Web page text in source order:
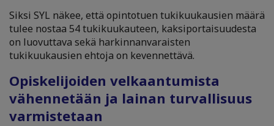
Siksi SYL näkee, että opintotuen tukikuukausien määrä
tulee nostaa 54 tukikuukauteen, kaksiportaisuudesta
on luovuttava sekä harkinnanvaraisten
tukikuukausien ehtoja on kevennettävä.
Opiskelijoiden velkaantumista
vähennetään ja lainan turvallisuus
varmistetaan